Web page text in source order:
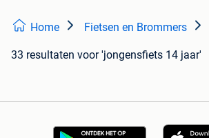
Home Fietsen en Brommers
33 resultaten voor 'jongensfiets 14 jaar'